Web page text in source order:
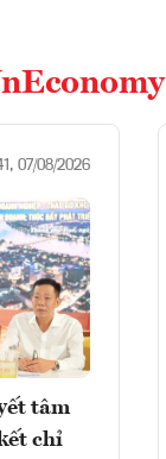
07/08/2026
tâm
chỉ